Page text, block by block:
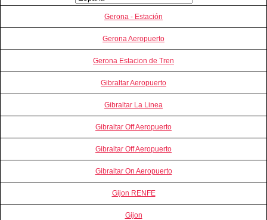
Gerona - Estación
Gerona Aeropuerto
Gerona Estacion de Tren
Gibraltar Aeropuerto
Gibraltar La Linea
Gibraltar Off Aeropuerto
Gibraltar Off Aeropuerto
Gibraltar On Aeropuerto
Gijon RENFE
Gijon